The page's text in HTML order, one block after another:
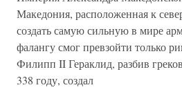
Македония, расположенная к
создать самую сильную в мире
фалангу смог превзойти только
Филипп II Гераклид, разбив
338 году, создал